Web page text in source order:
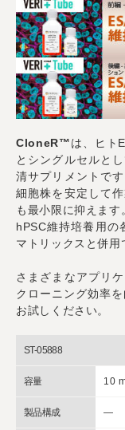
CloneR™は、ヒト
とシングルセルと
清サプリメントで
細胞株を安定して
も最小限に抑えます
hPSC維持培養用の
マトリックスと併用
さまざまなアプリ
クローニング効率
お試しください。
ST-05888
容量 10
製品構成 ―